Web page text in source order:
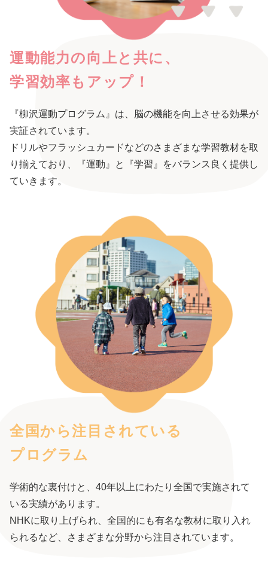
運動能力の向上と共に、
学習効率もアップ！
『柳沢運動プログラム』は、脳の機能を向上させる効果が
実証されています。
ドリルやフラッシュカードなどのさまざまな学習教材を取
り揃えており、『運動』と『学習』をバランス良く提供し
ていきます。
全国から注目されている
プログラム
学術的な裏付けと、40年以上にわたり全国で実施されて
いる実績があります。
NHKに取り上げられ、全国的にも有名な教材に取り入れ
られるなど、さまざまな分野から注目されています。